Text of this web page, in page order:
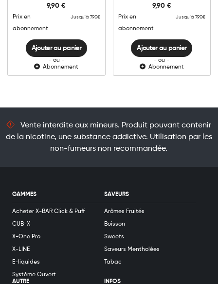
9,90€
Prix en
abonnement
Jusqu'à 7.90€
Tobacco
quantité
Ajouter au panier
- ou -
Abonnement
9,90 €
Prix en
abonnement
Jusqu'à 7.90€
Mint
quantité
Ajouter au panier
- ou -
Abonnement
Vente interdite aux mineurs. Produit pouvant contenir
de la nicotine, une substance addictive. Utilisation par les
non-fumeurs non recommandée.
GAMMES
Acheter X-BAR Click & Puff
CUB-X
X-One Pro
X-LINE
E-liquides
Système Ouvert
SAVEURS
Arômes Fruités
Boisson
Sweets
Saveurs Mentholées
Tabac
AUTRE INFOS